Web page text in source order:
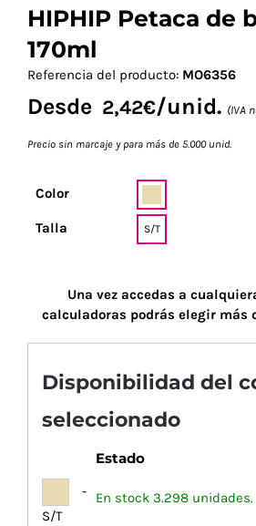
HIPHIP Petaca de
170ml
Referencia del producto: MO6356
Desde 2,42€/unid. (IVA
Precio sin marcaje y para más de 5.000 unid.
Color
Talla S/T
Una vez accedas a
calculadoras podrás elegir más
Disponibilidad del
seleccionado
Estado
-
S/T
En stock 3.298 unidades.